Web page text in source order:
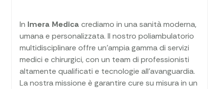
In Imera Medica crediamo in una sanità moderna,
umana e personalizzata. Il nostro poliambulatorio
multidisciplinare offre un’ampia gamma di servizi
medici e chirurgici, con un team di professionisti
altamente qualificati e tecnologie all’avanguardia.
La nostra missione è garantire cure su misura in un